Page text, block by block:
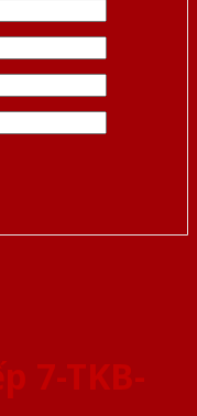
7-TKB-